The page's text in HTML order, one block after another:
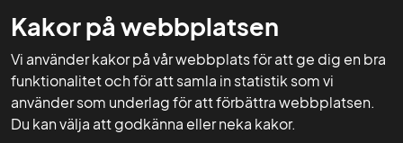
Kakor på webbplatsen
Vi använder kakor på vår webbplats för att ge dig en bra
funktionalitet och för att samla in statistik som vi
använder som underlag för att förbättra webbplatsen.
Du kan välja att godkänna eller neka kakor.
GNW-adm